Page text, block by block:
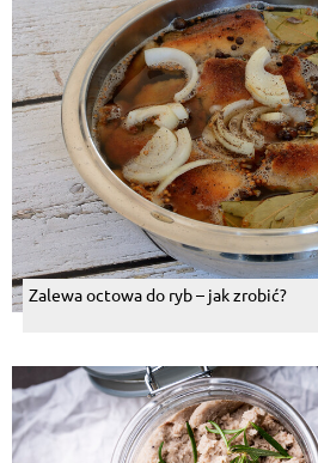
Zalewa octowa do ryb – jak zrobić?